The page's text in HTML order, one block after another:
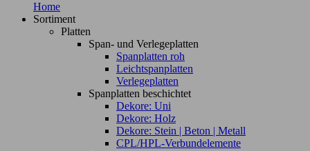
Home
Sortiment
Platten
Span- und Verlegeplatten
Spanplatten roh
Leichtspanplatten
Verlegeplatten
Spanplatten beschichtet
Dekore: Uni
Dekore: Holz
Dekore: Stein | Beton | Metall
CPL/HPL-Verbundelemente